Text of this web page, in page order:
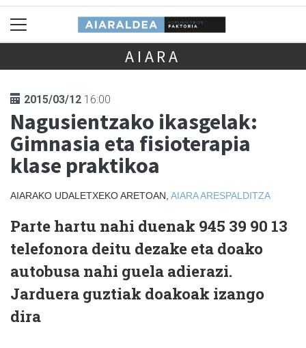
AIARA
2015/03/12 16:00
Nagusientzako ikasgelak:
Gimnasia eta fisioterapia
klase praktikoa
AIARAKO UDALETXEKO ARETOAN, AIARAARESPALDITZA
Parte hartu nahi duenak 945 39 90 13
telefonora deitu dezake eta doako
autobusa nahi guela adierazi.
Jarduera guztiak doakoak izango
dira